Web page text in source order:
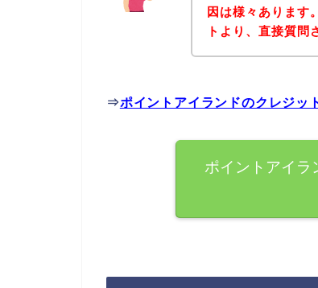
因は様々あります
トより、直接質問
⇒ポイントアイランドのクレジッ
ポイントアイラ